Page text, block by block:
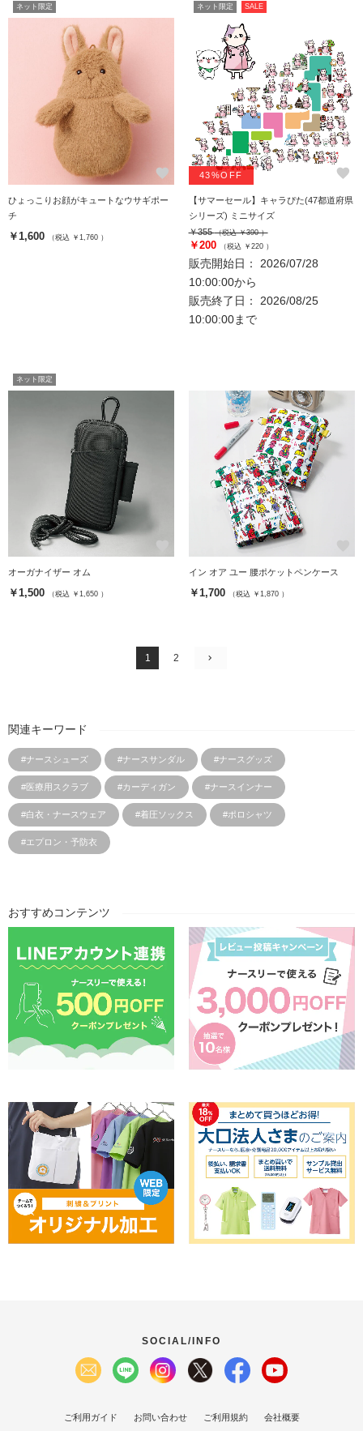
ネット限定
favorite
ひょっこりお顔がキュートなウサギポー
チ
￥1,600 （税込 ￥1,760 ）
ネット限定 SALE
43%OFF favorite
【サマーセール】キャラぴた(47都道府県
シリーズ) ミニサイズ
￥355（税込 ￥390 ）
￥200 （税込 ￥220 ）
販売開始日： 2026/07/28
10:00:00から
販売終了日： 2026/08/25
10:00:00まで
ネット限定
オーガナイザー オム
￥1,500 （税込 ￥1,650 ）
イン オア ユー 腰ポケットペンケース
￥1,700 （税込 ￥1,870 ）
1 2
関連キーワード
#ナースシューズ #ナースサンダル #ナースグッズ
#医療用スクラブ #カーディガン #ナースインナー
#白衣・ナースウェア #着圧ソックス #ポロシャツ
#エプロン・予防衣
おすすめコンテンツ
SOCIAL/INFO
ご利用ガイド お問い合わせ ご利用規約 会社概要